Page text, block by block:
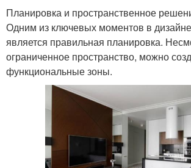
Планировка и пространственное
Одним из ключевых моментов в
является правильная планировка.
ограниченное пространство, можно
функциональные зоны.